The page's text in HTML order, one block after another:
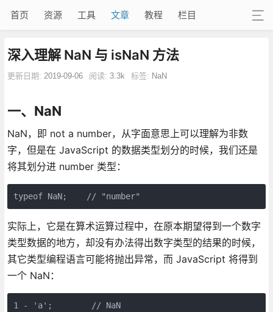
首页 资源 工具 文章 教程 栏目
深入理解 NaN 与 isNaN 方法
更新日期: 2019-09-06 阅读: 3.3k 标签: NaN
一、NaN
NaN，即 not a number，从字面意思上可以理解为非数
字，但是在 JavaScript 的数据类型划分的时候，我们还是
将其划分进 number 类型：
实际上，它是在算术运算过程中，在原本期望得到一个数字
类型数据的地方，却没有办法得出数字类型的结果的时候，
其它类型编程语言可能将抛出异常，而 JavaScript 将得到
一个 NaN：
1 - 'a';        // NaN